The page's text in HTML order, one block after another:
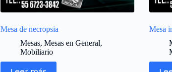
Mesa de necropsia
Mesas, Mesas en General,
Mobiliario
Mesa